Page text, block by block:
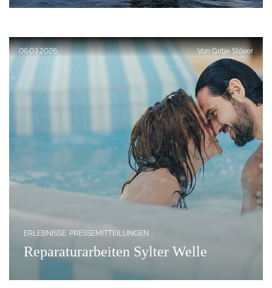
Veröffentlicht am:
06.03.2026 VonGritje Stöver
Reparaturarbeiten Sylter Welle
ERLEBNISSE PRESSEMITTEILUNGEN